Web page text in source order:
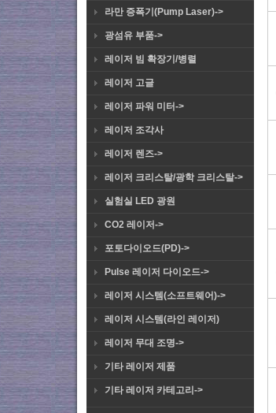
라만 증폭기(Pump Laser)->
광섬유 부품->
레이저 빔 확장기/병렬
레이저 고글
레이저 파워 미터->
레이저 조각사
레이저 렌즈->
레이저 크리스탈/광학 크리스탈->
실험실 LED 광원
CO2 레이저->
포토다이오드(PD)->
Pulse 레이저 다이오드->
레이저 시스템(소프트웨어)->
레이저 시스템(라인 레이저)
레이저 무대 조명->
기타 레이저 제품
기타 레이저 카테고리->